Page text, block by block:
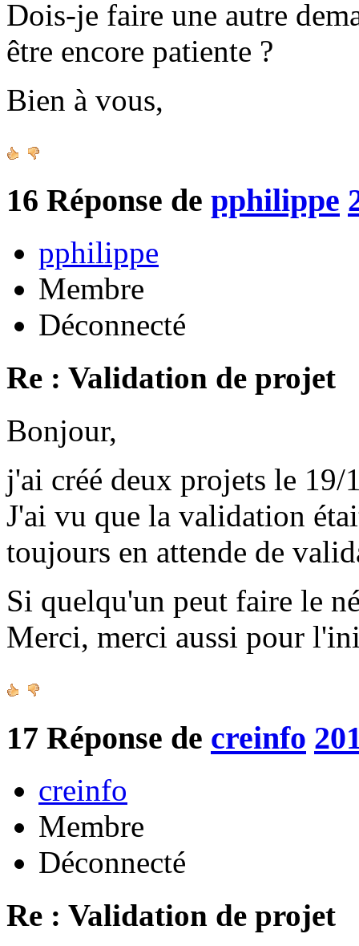
Dois-je faire une autre
être encore patiente ?
Bien à vous,
16 Réponse de pphilippe
pphilippe
Membre
Déconnecté
Re : Validation de projet
Bonjour,
j'ai créé deux projets le 19/
J'ai vu que la validation
toujours en attende de
Si quelqu'un peut faire le
Merci, merci aussi pour
17 Réponse de creinfo
creinfo
Membre
Déconnecté
Re : Validation de projet